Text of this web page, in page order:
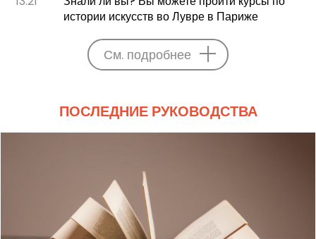
истории искусств во Лувре в Париже
См. подробнее
ПОСЛЕДНИЕ РУКОВОДСТВА